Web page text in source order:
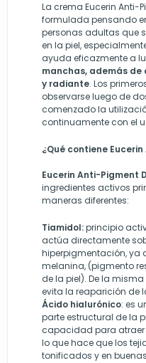
La crema Eucerin Anti-
formulada pensando
personas adultas que
en la piel,
ayuda eficazmente a
manchas, además de
y radiante. Los
observarse luego de
comenzado la
continuamente con el
¿Qué contiene
Eucerin Anti-Pigment
ingredientes activos
maneras diferentes:
Tiamidol:principio
actúa directamente
hiperpigmentación, ya
melanina, (pigmento
de la piel). De la
evita la reaparición de
Ácido hialurónico: es
parte estructural de la
capacidad para atraer
lo que hace que los
tonificados y en